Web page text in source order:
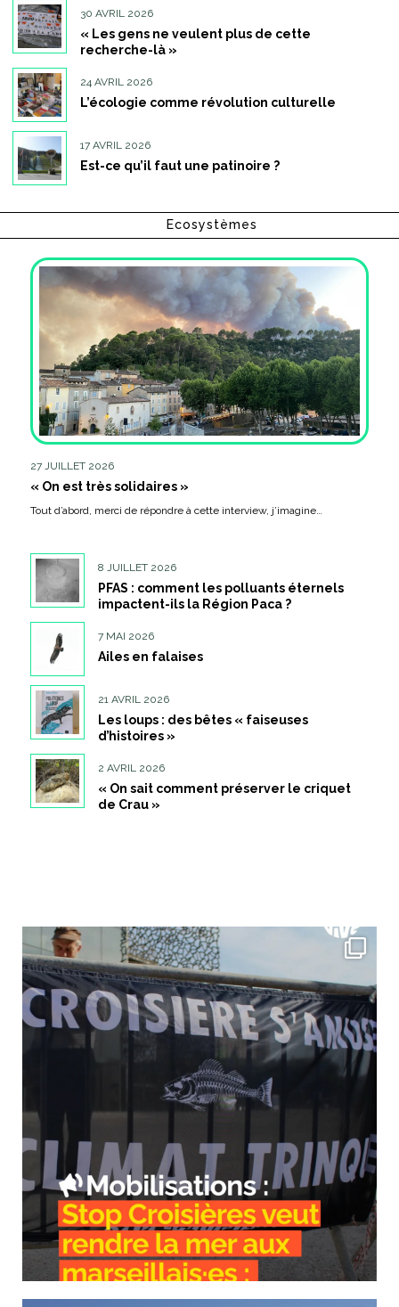
30 AVRIL 2026
« Les gens ne veulent plus de cette
recherche-là »
24 AVRIL 2026
L’écologie comme révolution culturelle
17 AVRIL 2026
Est-ce qu’il faut une patinoire ?
Ecosystèmes
27 JUILLET 2026
« On est très solidaires »
Tout d’abord, merci de répondre à cette interview, j’imagine…
8 JUILLET 2026
PFAS : comment les polluants éternels
impactent-ils la Région Paca ?
7 MAI 2026
Ailes en falaises
21 AVRIL 2026
Les loups : des bêtes « faiseuses
d’histoires »
2 AVRIL 2026
« On sait comment préserver le criquet
de Crau »